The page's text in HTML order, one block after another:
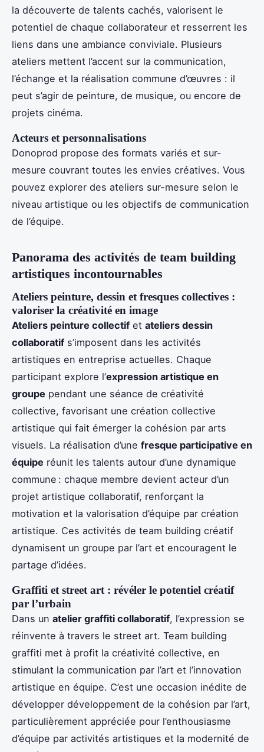
la découverte de talents cachés, valorisent le
potentiel de chaque collaborateur et resserrent les
liens dans une ambiance conviviale. Plusieurs
ateliers mettent l’accent sur la communication,
l’échange et la réalisation commune d’œuvres : il
peut s’agir de peinture, de musique, ou encore de
projets cinéma.
Acteurs et personnalisations
Donoprod propose des formats variés et sur-
mesure couvrant toutes les envies créatives. Vous
pouvez explorer des ateliers sur-mesure selon le
niveau artistique ou les objectifs de communication
de l’équipe.
Panorama des activités de team building
artistiques incontournables
Ateliers peinture, dessin et fresques collectives :
valoriser la créativité en image
Ateliers peinture collectif et ateliers dessin
collaboratif s’imposent dans les activités
artistiques en entreprise actuelles. Chaque
participant explore l’expression artistique en
groupe pendant une séance de créativité
collective, favorisant une création collective
artistique qui fait émerger la cohésion par arts
visuels. La réalisation d’une fresque participative en
équipe réunit les talents autour d’une dynamique
commune : chaque membre devient acteur d’un
projet artistique collaboratif, renforçant la
motivation et la valorisation d’équipe par création
artistique. Ces activités de team building créatif
dynamisent un groupe par l’art et encouragent le
partage d’idées.
Graffiti et street art : révéler le potentiel créatif
par l’urbain
Dans un atelier graffiti collaboratif, l’expression se
réinvente à travers le street art. Team building
graffiti met à profit la créativité collective, en
stimulant la communication par l’art et l’innovation
artistique en équipe. C’est une occasion inédite de
développer développement de la cohésion par l’art,
particulièrement appréciée pour l’enthousiasme
d’équipe par activités artistiques et la modernité de